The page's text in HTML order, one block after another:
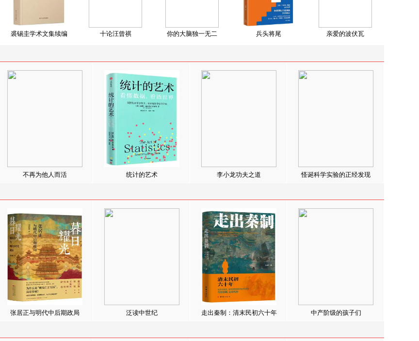
裘锡圭学术文集续编 十论汪曾祺 你的大脑独一无二 兵头将尾 亲爱的波伏瓦
不再为他人而活 统计的艺术 李小龙功夫之道 怪诞科学实验的正经发现
张居正与明代中后期政局 泛读中世纪 走出秦制：清末民初六十年 中产阶级的孩子们